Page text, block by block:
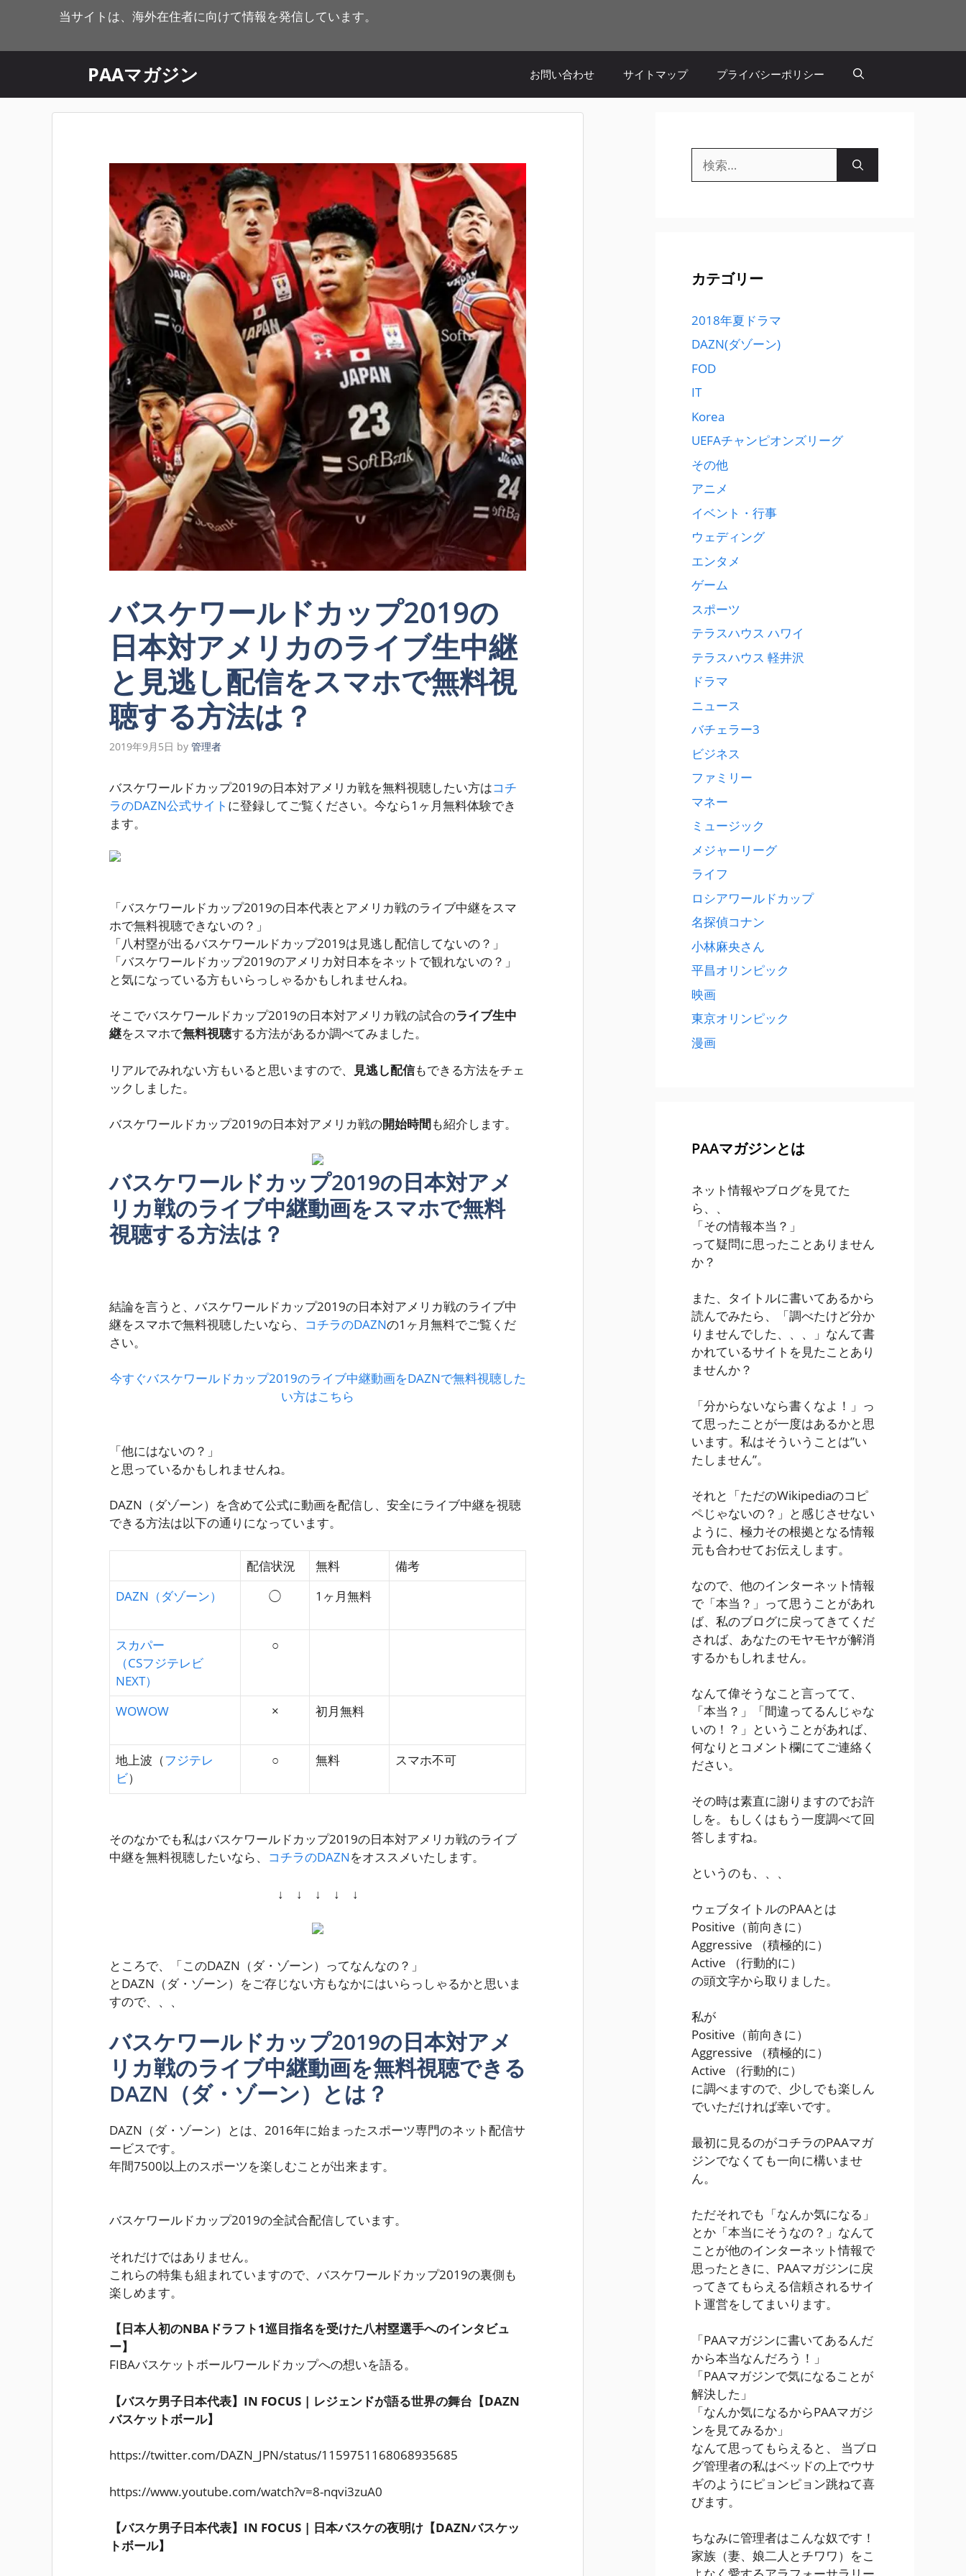
へ
当サイトは、海外在住者に向けて情報を発信しています。
PAAマガジン お問い合わせ サイトマップ プライバシーポリシー
バスケワールドカップ2019の
日本対アメリカのライブ生中継
と見逃し配信をスマホで無料視
聴する方法は？
2019年9月5日 by 管理者
バスケワールドカップ2019の日本対アメリカ戦を無料視聴したい方はコチ
ラのDAZN公式サイト に登録してご覧ください。 今なら1ヶ月無料体験でき
ます。
「バスケワールドカップ2019の日本代表とアメリカ戦のライブ中継をスマ
ホで無料視聴できないの？」
「八村塁が出るバスケワールドカップ2019は見逃し配信してないの？」
「バスケワールドカップ2019のアメリカ対日本をネットで観れないの？」
と気になっている方もいらっしゃるかもしれませんね。
そこでバスケワールドカップ2019の日本対アメリカ戦の試合のライブ生中
継をスマホで無料視聴する方法があるか調べてみました。
リアルでみれない方もいると思いますので、 見逃し配信もできる方法をチェ
ックしました。
バスケワールドカップ2019の日本対アメリカ戦の開始時間も紹介します。
バスケワールドカップ2019の日本対アメ
リカ戦のライブ中継動画をスマホで無料
視聴する方法は？
結論を言うと、バスケワールドカップ2019の日本対アメリカ戦のライブ中
継をスマホで無料視聴したいなら、 コチラのDAZNの1ヶ月無料でご覧くだ
さい。
今すぐバスケワールドカップ2019のライブ中継動画をDAZNで無料視聴した
い方はこちら
「他にはないの？」
と思っているかもしれませんね。
DAZN（ダゾーン）を含めて公式に動画を配信し、安全にライブ中継を視聴
できる方法は以下の通りになっています。
配信状況 無料
備考
DAZN（ダゾーン）
◯ 1ヶ月無料
スカパー
（CSフジテレビ
NEXT）
○
WOWOW × 初月無料
地上波（フジテレ
ビ）
○ 無料 スマホ不可
そのなかでも私はバスケワールドカップ2019の日本対アメリカ戦のライブ
中継を無料視聴したいなら、 コチラのDAZNをオススメいたします。
↓ ↓ ↓ ↓ ↓
ところで、「このDAZN（ダ・ゾーン）ってなんなの？」
とDAZN（ダ・ゾーン）をご存じない方もなかにはいらっしゃるかと思いま
すので、、、
バスケワールドカップ2019の日本対アメ
リカ戦のライブ中継動画を無料視聴できる
DAZN（ダ・ゾーン）とは？
DAZN（ダ・ゾーン）とは、2016年に始まったスポーツ専門のネット配信サ
ービスです。
年間7500以上のスポーツを楽しむことが出来ます。
バスケワールドカップ2019の全試合配信しています。
それだけではありません。
これらの特集も組まれていますので、バスケワールドカップ2019の裏側も
楽しめます。
【日本人初のNBAドラフト1巡目指名を受けた八村塁選手へのインタビュ
ー】
FIBAバスケットボールワールドカップへの想いを語る。
【バスケ男子日本代表】IN FOCUS | レジェンドが語る世界の舞台【DAZN
バスケットボール】
https://twitter.com/DAZN_JPN/status/1159751168068935685
https://www.youtube.com/watch?v=8-nqvi3zuA0
【バスケ男子日本代表】IN FOCUS | 日本バスケの夜明け【DAZNバスケッ
トボール】
索:
カテゴリー
2018年夏ドラマ
DAZN(ダゾーン)
FOD
IT
Korea
UEFAチャンピオンズリーグ
その他
アニメ
イベント・行事
ウェディング
エンタメ
ゲーム
スポーツ
テラスハウス ハワイ
テラスハウス 軽井沢
ドラマ
ニュース
バチェラー3
ビジネス
ファミリー
マネー
ミュージック
メジャーリーグ
ライフ
ロシアワールドカップ
名探偵コナン
小林麻央さん
平昌オリンピック
映画
東京オリンピック
漫画
PAAマガジンとは
ネット情報やブログを見てた
ら、、
「その情報本当？」
って疑問に思ったことありません
か？
また、タイトルに書いてあるから
読んでみたら、「調べたけど分か
りませんでした、、、」なんて書
かれているサイトを見たことあり
ませんか？
「分からないなら書くなよ！」っ
て思ったことが一度はあるかと思
います。私はそういうことは”い
たしません”。
それと「ただのWikipediaのコピ
ペじゃないの？」と感じさせない
ように、極力その根拠となる情報
元も合わせてお伝えします。
なので、他のインターネット情報
で「本当？」って思うことがあれ
ば、私のブログに戻ってきてくだ
されば、あなたのモヤモヤが解消
するかもしれません。
なんて偉そうなこと言ってて、
「本当？」「間違ってるんじゃな
いの！？」ということがあれば、
何なりとコメント欄にてご連絡く
ださい。
その時は素直に謝りますのでお許
しを。もしくはもう一度調べて回
答しますね。
というのも、、、
ウェブタイトルのPAAとは
Positive （前向きに）
Aggressive
（積極的に）
Active
（行動的に）
の頭文字から取りました。
私が
Positive （前向きに）
Aggressive
（積極的に）
Active
（行動的に）
に調べますので、少しでも楽しん
でいただければ幸いです。
最初に見るのがコチラのPAAマガ
ジンでなくても一向に構いませ
ん。
ただそれでも「なんか気になる」
とか「本当にそうなの？」なんて
ことが他のインターネット情報で
思ったときに、PAAマガジンに戻
ってきてもらえる信頼されるサイ
ト運営をしてまいります。
「PAAマガジンに書いてあるんだ
から本当なんだろう！」
「PAAマガジンで気になることが
解決した」
「なんか気になるからPAAマガジ
ンを見てみるか」
なんて思ってもらえると、 当ブロ
グ管理者の私はベッドの上でウサ
ギのようにピョンピョン跳ねて喜
びます。
ちなみに管理者はこんな奴です！
家族（妻、娘二人とチワワ）をこ